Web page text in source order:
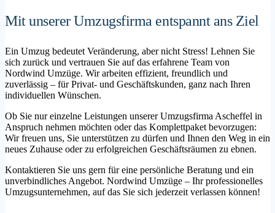
Mit unserer Umzugsfirma entspannt ans Ziel
Ein Umzug bedeutet Veränderung, aber nicht Stress! Lehnen Sie
sich zurück und vertrauen Sie auf das erfahrene Team von
Nordwind Umzüge. Wir arbeiten effizient, freundlich und
zuverlässig – für Privat- und Geschäftskunden, ganz nach Ihren
individuellen Wünschen.
Ob Sie nur einzelne Leistungen unserer Umzugsfirma Ascheffel in
Anspruch nehmen möchten oder das Komplettpaket bevorzugen:
Wir freuen uns, Sie unterstützen zu dürfen und Ihnen den Weg in ein
neues Zuhause oder zu erfolgreichen Geschäftsräumen zu ebnen.
Kontaktieren Sie uns gern für eine persönliche Beratung und ein
unverbindliches Angebot. Nordwind Umzüge – Ihr professionelles
Umzugsunternehmen, auf das Sie sich jederzeit verlassen können!